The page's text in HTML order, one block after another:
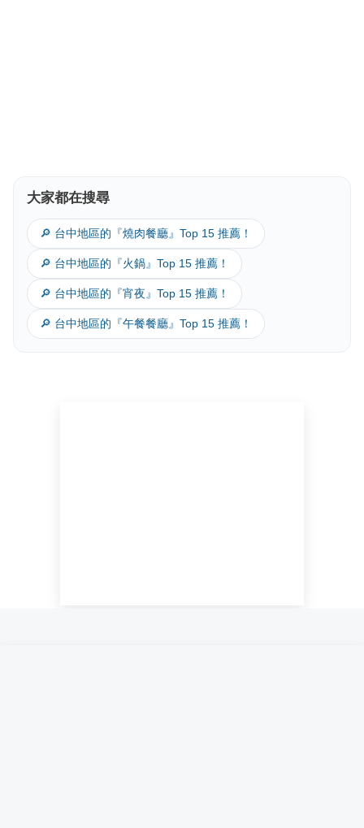
大家都在搜尋
🔎 台中地區的『燒肉餐廳』Top 15 推薦！
🔎 台中地區的『火鍋』Top 15 推薦！
🔎 台中地區的『宵夜』Top 15 推薦！
🔎 台中地區的『午餐餐廳』Top 15 推薦！